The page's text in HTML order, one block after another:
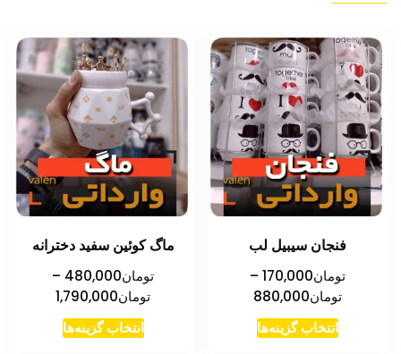
فنجان سیبیل لب
تومان170,000
–
تومان880,000محدوده
انتخاب گزینه‌هااین
ماگ کوئین سفید دخترانه
تومان480,000
–
تومان1,790,000محدوده
انتخاب گزینه‌هااین